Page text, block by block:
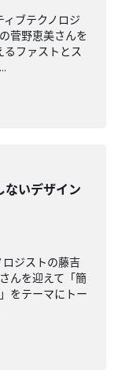
ブテクノロジ
菅野恵美さんを
ファストとス
ないデザイン
ジストの藤吉
んを迎えて「簡
をテーマにトー